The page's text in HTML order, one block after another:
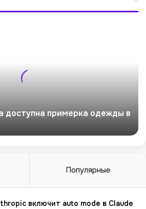
доступна примерка одежды в
Популярные
включит auto mode в Claude